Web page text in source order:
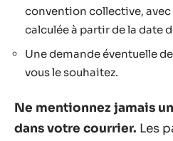
convention collective,
calculée à partir de la date
Une demande éventuelle
vous le souhaitez.
Ne mentionnez jamais
dans votre courrier. Les